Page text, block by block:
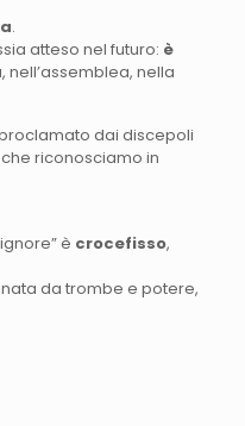
.
atteso nel futuro: è
nell’assemblea, nella
dai discepoli
riconosciamo in
è crocefisso,
da trombe e potere,